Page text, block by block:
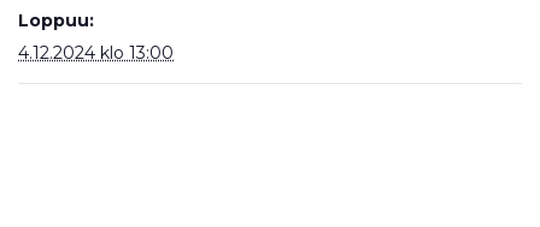
Loppuu:
4.12.2024 klo 13:00